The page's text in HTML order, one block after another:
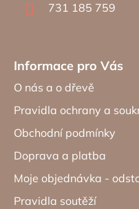
731 185 759
Informace pro Vás
O nás a o dřevě
Pravidla ochrany a
Obchodní podmínky
Doprava a platba
Moje objednávka -
Pravidla soutěží